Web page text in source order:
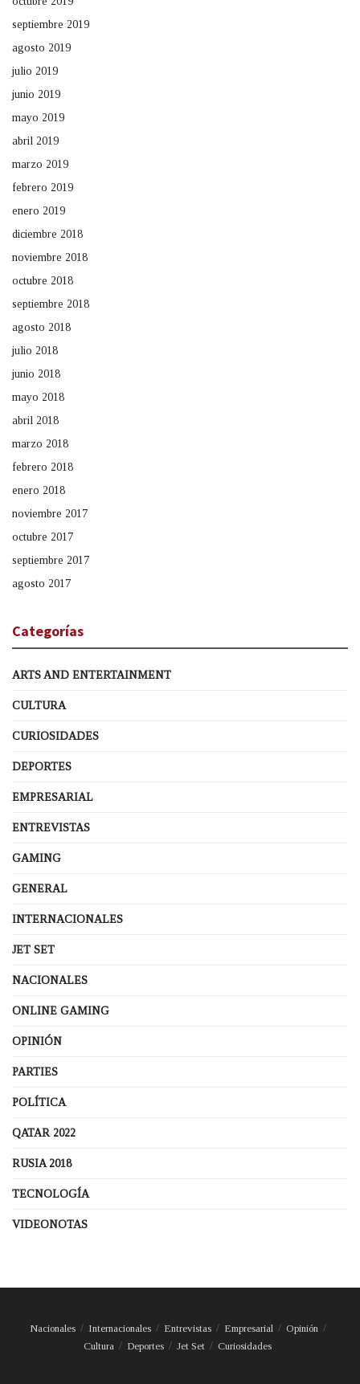
septiembre 2019
agosto 2019
julio 2019
junio 2019
mayo 2019
abril 2019
marzo 2019
febrero 2019
enero 2019
diciembre 2018
noviembre 2018
octubre 2018
septiembre 2018
agosto 2018
julio 2018
junio 2018
mayo 2018
abril 2018
marzo 2018
febrero 2018
enero 2018
noviembre 2017
octubre 2017
septiembre 2017
agosto 2017
Categorías
ARTS AND ENTERTAINMENT
CULTURA
CURIOSIDADES
DEPORTES
EMPRESARIAL
ENTREVISTAS
GAMING
GENERAL
INTERNACIONALES
JET SET
NACIONALES
ONLINE GAMING
OPINIÓN
PARTIES
POLÍTICA
QATAR 2022
RUSIA 2018
TECNOLOGÍA
VIDEONOTAS
Nacionales Internacionales Entrevistas Empresarial
Opinión
Cultura
Deportes Jet Set Curiosidades